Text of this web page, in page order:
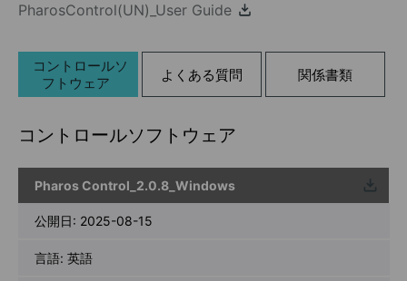
PharosControl(UN)_User Guide
コントロールソ
フトウェア
よくある質問 関係書類
コントロールソフトウェア
Pharos Control_2.0.8_Windows
ウンロ
ード
公開日: 2025-08-15
言語: 英語